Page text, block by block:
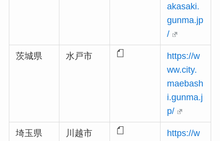
akasaki.
gunma.jp
/
茨城県 水戸市
https://w
ww.city.
maebash
i.gunma.j
p/
埼玉県 川越市
https://w